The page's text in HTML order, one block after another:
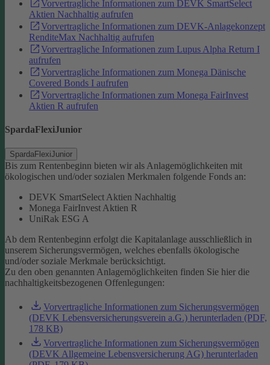
Vorvertragliche Informationen zum DEVK SmartSelect
Aktien Nachhaltig aufrufen
Vorvertragliche Informationen zum DEVK-Anlagekonzept
RenditeMax Nachhaltig aufrufen
Vorvertragliche Informationen zum Lupus Alpha Return I
aufrufen
Vorvertragliche Informationen zum Monega Dänische
Covered Bonds I aufrufen
Vorvertragliche Informationen zum Monega FairInvest
Aktien R aufrufen
SpardaFlexiJunior
SpardaFlexiJunior
Bis zum Rentenbeginn bieten wir als Anlagemöglichkeiten mit
ökologischen und/oder sozialen Merkmalen folgende Fonds an:
DEVK SmartSelect Aktien Nachhaltig
Monega FairInvest Aktien R
UniRak ESG A
Ab dem Rentenbeginn erfolgt die Kapitalanlage ausschließlich in
unserem Sicherungsvermögen, welches ebenfalls ökologische
und/oder soziale Merkmale berücksichtigt.
Zu den oben genannten Anlagemöglichkeiten finden Sie hier die
nachhaltigkeitsbezogenen Offenlegungen:
Vorvertragliche Informationen zum Sicherungsvermögen
(DEVK Lebensversicherungsverein a.G.) herunterladen (PDF,
178 KB)
Vorvertragliche Informationen zum Sicherungsvermögen
(DEVK Allgemeine Lebensversicherung AG) herunterladen